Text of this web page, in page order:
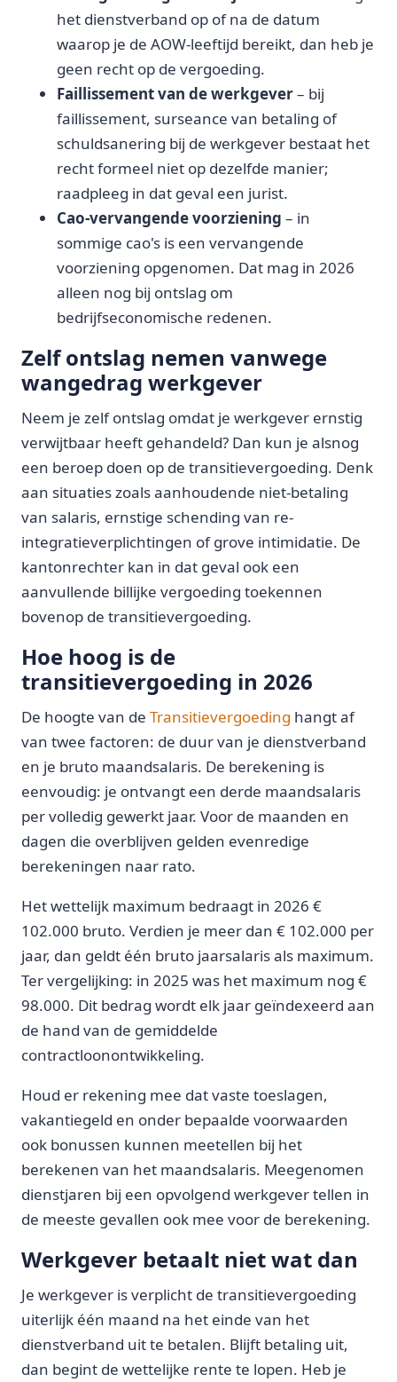
het dienstverband op of na de datum
waarop je de AOW-leeftijd bereikt, dan heb je
geen recht op de vergoeding.
Faillissement van de werkgever– bij
faillissement, surseance van betaling of
schuldsanering bij de werkgever bestaat het
recht formeel niet op dezelfde manier;
raadpleeg in dat geval een jurist.
Cao-vervangende voorziening – in
sommige cao's is een vervangende
voorziening opgenomen. Dat mag in 2026
alleen nog bij ontslag om
bedrijfseconomische redenen.
Zelf ontslag nemen vanwege
wangedrag werkgever
Neem je zelf ontslag omdat je werkgever ernstig
verwijtbaar heeft gehandeld? Dan kun je alsnog
een beroep doen op de transitievergoeding. Denk
aan situaties zoals aanhoudende niet-betaling
van salaris, ernstige schending van re-
integratieverplichtingen of grove intimidatie. De
kantonrechter kan in dat geval ook een
aanvullende billijke vergoeding toekennen
bovenop de transitievergoeding.
Hoe hoog is de
transitievergoeding in 2026
De hoogte van de Transitievergoeding hangt af
van twee factoren: de duur van je dienstverband
en je bruto maandsalaris. De berekening is
eenvoudig: je ontvangt een derde maandsalaris
per volledig gewerkt jaar. Voor de maanden en
dagen die overblijven gelden evenredige
berekeningen naar rato.
Het wettelijk maximum bedraagt in 2026 €
102.000 bruto. Verdien je meer dan € 102.000 per
jaar, dan geldt één bruto jaarsalaris als maximum.
Ter vergelijking: in 2025 was het maximum nog €
98.000. Dit bedrag wordt elk jaar geïndexeerd aan
de hand van de gemiddelde
contractloonontwikkeling.
Houd er rekening mee dat vaste toeslagen,
vakantiegeld en onder bepaalde voorwaarden
ook bonussen kunnen meetellen bij het
berekenen van het maandsalaris. Meegenomen
dienstjaren bij een opvolgend werkgever tellen in
de meeste gevallen ook mee voor de berekening.
Werkgever betaalt niet wat dan
Je werkgever is verplicht de transitievergoeding
uiterlijk één maand na het einde van het
dienstverband uit te betalen. Blijft betaling uit,
dan begint de wettelijke rente te lopen. Heb je